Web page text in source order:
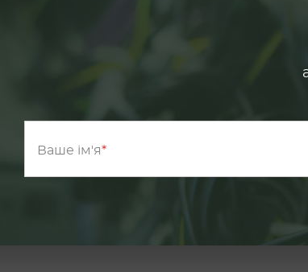
Ваше ім'я